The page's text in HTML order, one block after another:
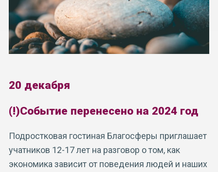
20 декабря
(!)Событие перенесено на 2024 год
Подростковая гостиная Благосферы приглашает
учатников 12-17 лет на разговор о том, как
экономика зависит от поведения людей и наших